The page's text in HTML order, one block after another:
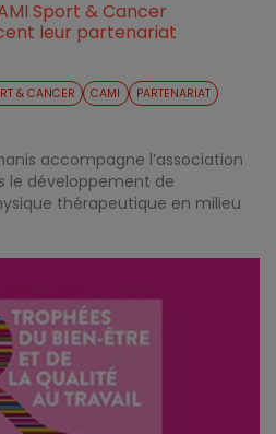
Sport & Cancer
leur partenariat
& CANCER CAMI
PARTENARIAT
accompagne l’association
le développement de
thérapeutique en milieu